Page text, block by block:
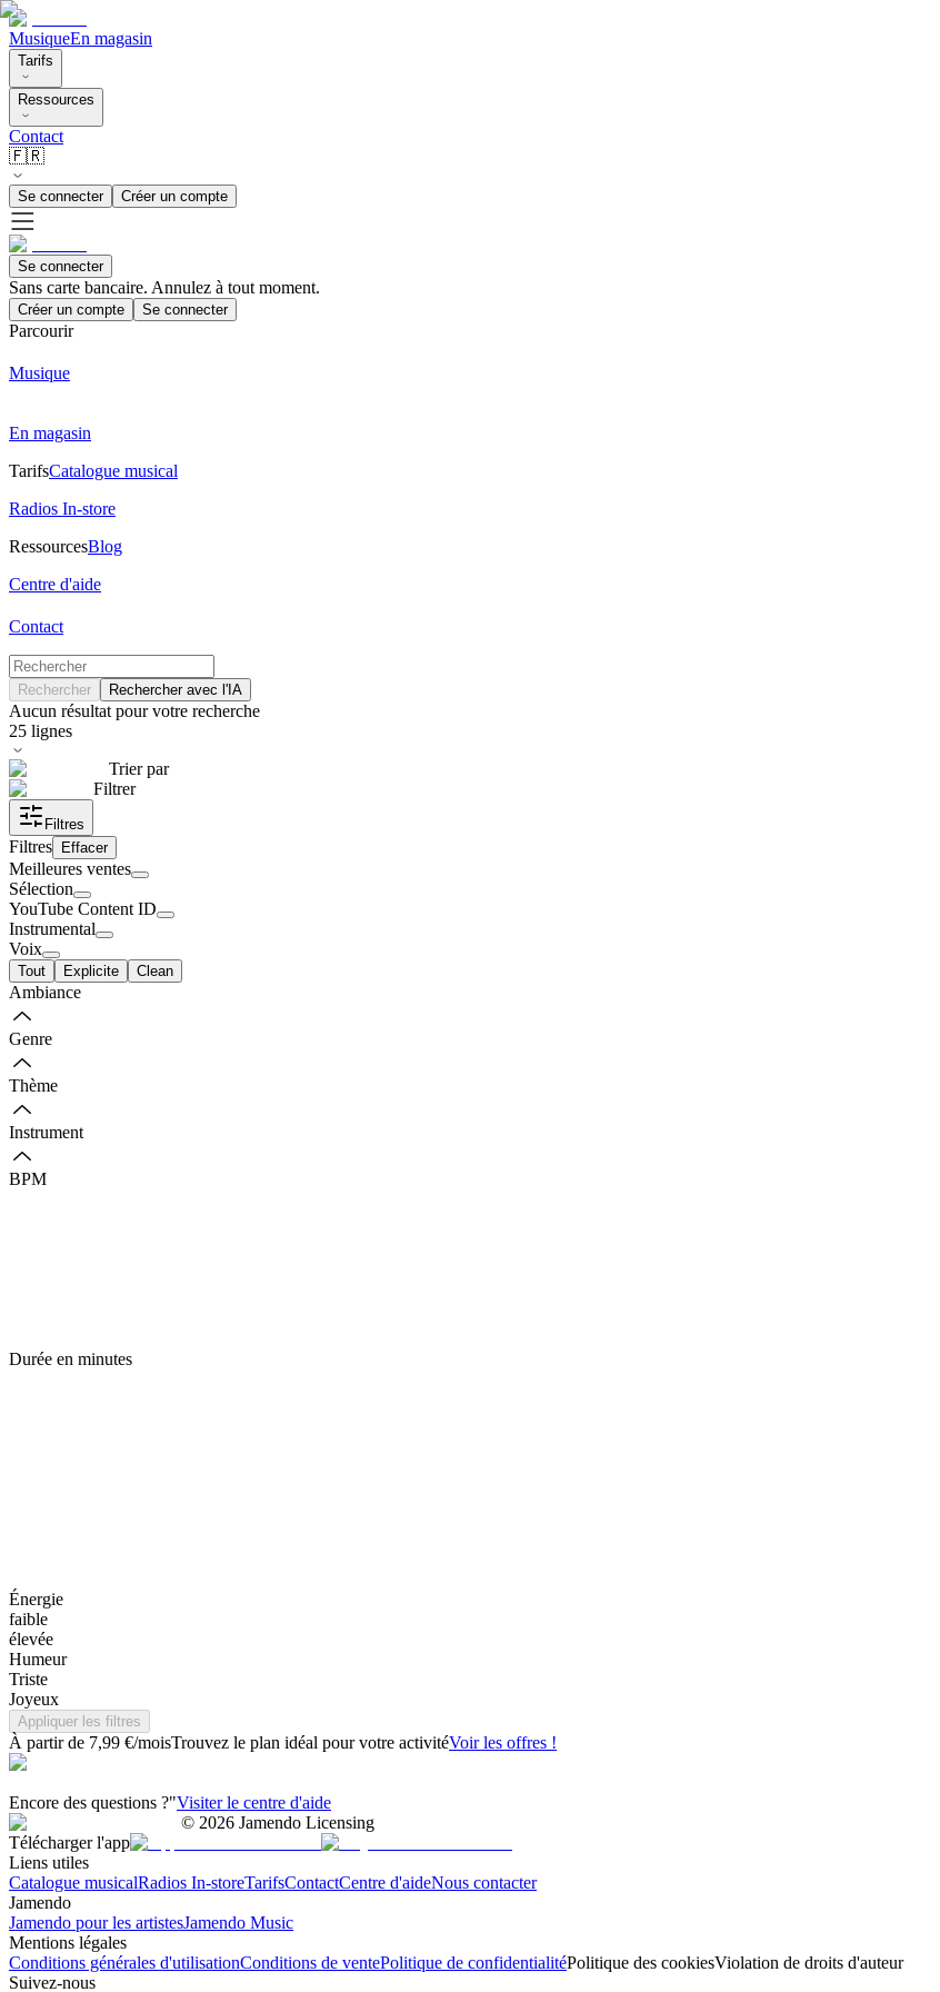
MusiqueEn magasin
Tarifs
Ressources
Contact
🇫🇷
Se connecter Créer un compte
Se connecter
Sans carte bancaire. Annulez à tout moment.
Créer un compte Se connecter
Parcourir
Musique
En magasin
TarifsCatalogue musical
Radios In-store
RessourcesBlog
Centre d'aide
Contact
Rechercher Rechercher avec l'IA
Aucun résultat pour votre recherche
25 lignes
Trier par
Filtrer
Filtres
Filtres Effacer
Meilleures ventes
Sélection
YouTube Content ID
Instrumental
Voix
Tout Explicite Clean
Ambiance
Genre
Thème
Instrument
BPM
Durée en minutes
Énergie
faible
élevée
Humeur
Triste
Joyeux
Appliquer les filtres
À partir de 7,99 €/moisTrouvez le plan idéal pour votre activitéVoir les offres !
Encore des questions ?"Visiter le centre d'aide
© 2026 Jamendo Licensing
Télécharger l'app
Liens utiles
Catalogue musicalRadios In-storeTarifsContactCentre d'aideNous contacter
Jamendo
Jamendo pour les artistesJamendo Music
Mentions légales
Conditions générales d'utilisationConditions de ventePolitique de confidentialitéPolitique des cookiesViolation de droits d'auteur
Suivez-nous